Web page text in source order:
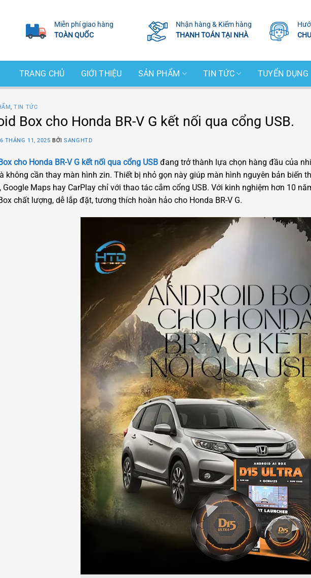
Miễn phí giao hàng
TOÀN QUỐC
Nhận hàng & Kiểm hàng
THANH TOÁN TẠI NHÀ
TRANG CHỦ GIỚI THIỆU SẢN PHẨM TIN TỨC TUYỂN DỤNG
,TIN TỨC
Box cho Honda BR-V G kết nối qua cổng USB.
6 THÁNG 11, 2025 BỞISANGHTD
cho Honda BR-V G kết nối qua cổng USBđang trở thành lựa chọn hàng đầu của
không cần thay màn hình zin. Thiết bị nhỏ gọn này giúp màn hình nguyên bản biến
Google Maps hay CarPlay chỉ với thao tác cắm cổng USB. Với kinh nghiệm hơn 10
chất lượng, dễ lắp đặt, tương thích hoàn hảo cho Honda BR-V G.